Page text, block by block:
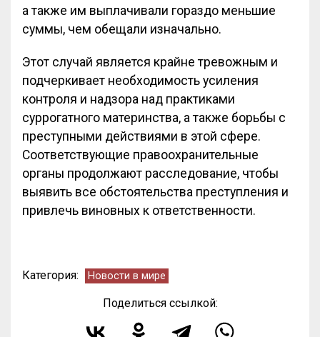
а также им выплачивали гораздо меньшие
суммы, чем обещали изначально.
Этот случай является крайне тревожным и
подчеркивает необходимость усиления
контроля и надзора над практиками
суррогатного материнства, а также борьбы с
преступными действиями в этой сфере.
Соответствующие правоохранительные
органы продолжают расследование, чтобы
выявить все обстоятельства преступления и
привлечь виновных к ответственности.
Категория: Новости в мире
Поделиться ссылкой: